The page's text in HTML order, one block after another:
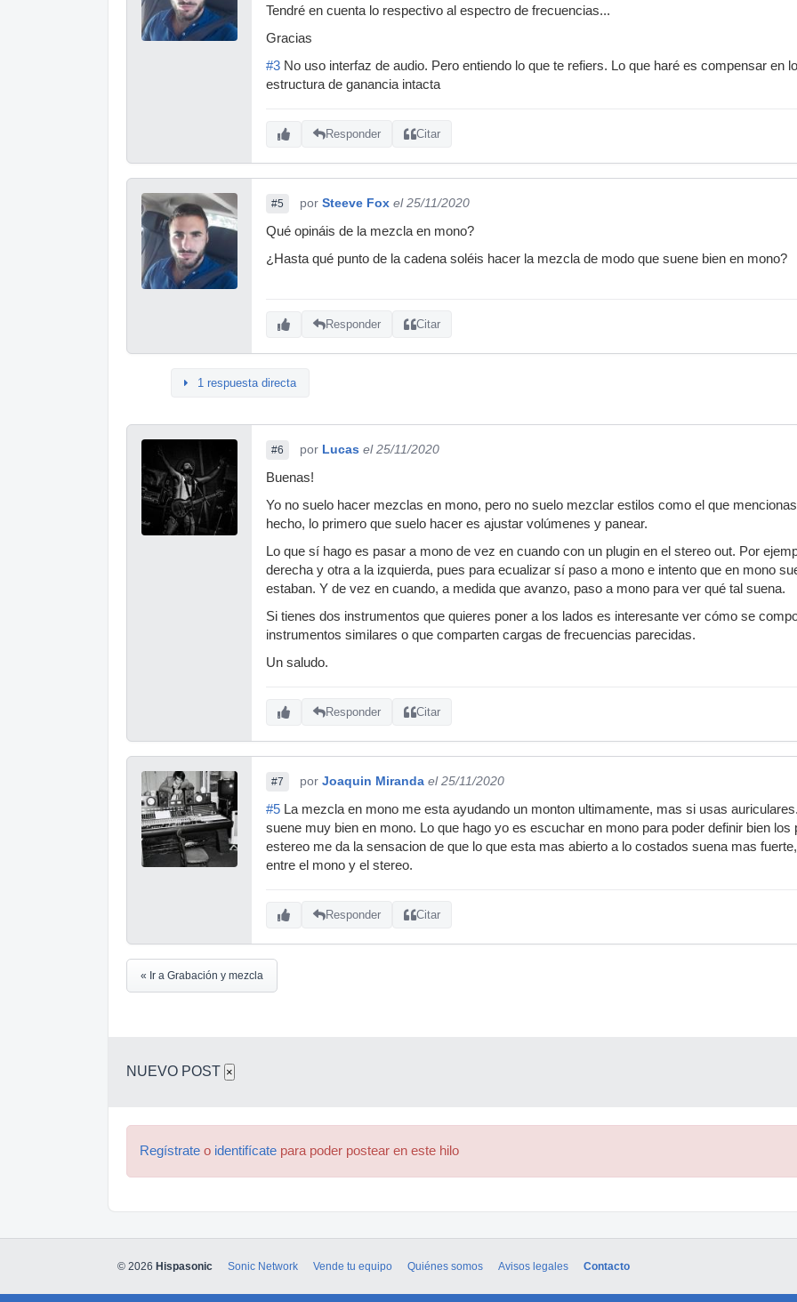
Tendré en cuenta lo respectivo al espectro de frecuencias...
Gracias
#3 No uso interfaz de audio. Pero entiendo lo que te refiers. Lo que haré es compensar en
estructura de ganancia intacta
Responder Citar
#5 por Steeve Fox el 25/11/2020
Qué opináis de la mezcla en mono?
¿Hasta qué punto de la cadena soléis hacer la mezcla de modo que suene bien en mono?
Responder Citar
1 respuesta directa
#6 por Lucas el 25/11/2020
Buenas!
Yo no suelo hacer mezclas en mono, pero no suelo mezclar estilos como el que
hecho, lo primero que suelo hacer es ajustar volúmenes y panear.
Lo que sí hago es pasar a mono de vez en cuando con un plugin en el stereo out. Por
derecha y otra a la izquierda, pues para ecualizar sí paso a mono e intento que en mono
estaban. Y de vez en cuando, a medida que avanzo, paso a mono para ver qué tal suena.
Si tienes dos instrumentos que quieres poner a los lados es interesante ver cómo se
instrumentos similares o que comparten cargas de frecuencias parecidas.
Un saludo.
Responder Citar
#7 por Joaquin Miranda el 25/11/2020
#5 La mezcla en mono me esta ayudando un monton ultimamente, mas si usas
suene muy bien en mono. Lo que hago yo es escuchar en mono para poder definir bien
estereo me da la sensacion de que lo que esta mas abierto a lo costados suena mas
entre el mono y el stereo.
Responder Citar
« Ir a Grabación y mezcla
NUEVO POST ×
Regístrate o identifícate para poder postear en este hilo
© 2026 Hispasonic Sonic Network Vende tu equipo Quiénes somos Avisos legales Contacto